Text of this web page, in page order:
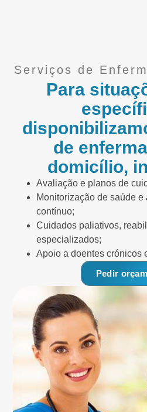
Serviços de
Para
de
domicílio,
Avaliação e planos de
Monitorização de saúde
contínuo;
Cuidados paliativos,
especializados;
Apoio a doentes crónicos
Pedir